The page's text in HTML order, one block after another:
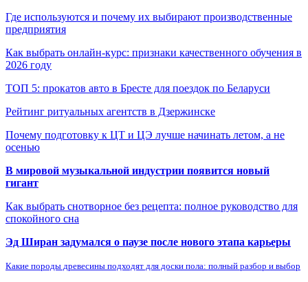
Где используются и почему их выбирают производственные
предприятия
Как выбрать онлайн-курс: признаки качественного обучения в
2026 году
ТОП 5: прокатов авто в Бресте для поездок по Беларуси
Рейтинг ритуальных агентств в Дзержинске
Почему подготовку к ЦТ и ЦЭ лучше начинать летом, а не
осенью
В мировой музыкальной индустрии появится новый
гигант
Как выбрать снотворное без рецепта: полное руководство для
спокойного сна
Эд Ширан задумался о паузе после нового этапа карьеры
Какие породы древесины подходят для доски пола: полный разбор и выбор